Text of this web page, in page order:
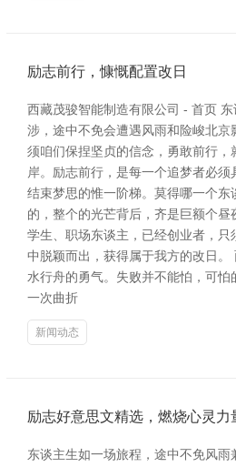
励志前行，慷慨配置改日
西藏茂骏智能制造有限公司 - 首页
涉，途中不免会遭遇风雨和险峻北京
须咱们保捏坚贞的信念，勇敢前行，
岸。励志前行，是每一个追梦者必
结束梦思的惟一阶梯。莫得哪一个东
的，整个的光芒背后，齐是巨额个昼
学生、职场东谈主，已经创业者，
中脱颖而出，获得属于我方的改日。
水行舟的勇气。失败并不能怕，可
一次曲折
新闻动态
励志好意思文精选，燃烧心灵力
东谈主生如一场旅程，途中不免风雨